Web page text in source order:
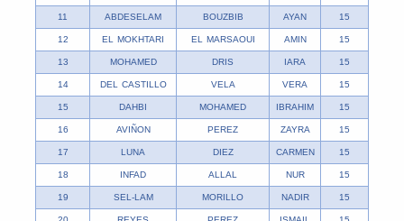
11 ABDESELAM BOUZBIB AYAN 15
12 EL MOKHTARI EL MARSAOUI AMIN 15
13 MOHAMED DRIS IARA 15
14 DEL CASTILLO VELA VERA 15
15 DAHBI MOHAMED IBRAHIM 15
16 AVIÑON PEREZ ZAYRA 15
17 LUNA DIEZ CARMEN 15
18 INFAD ALLAL NUR 15
19 SEL-LAM MORILLO NADIR 15